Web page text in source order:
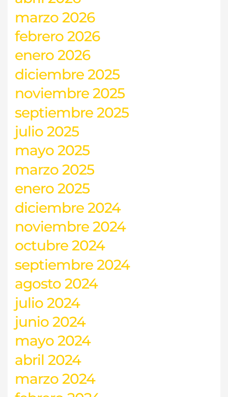
marzo 2026
febrero 2026
enero 2026
diciembre 2025
noviembre 2025
septiembre 2025
julio 2025
mayo 2025
marzo 2025
enero 2025
diciembre 2024
noviembre 2024
octubre 2024
septiembre 2024
agosto 2024
julio 2024
junio 2024
mayo 2024
abril 2024
marzo 2024